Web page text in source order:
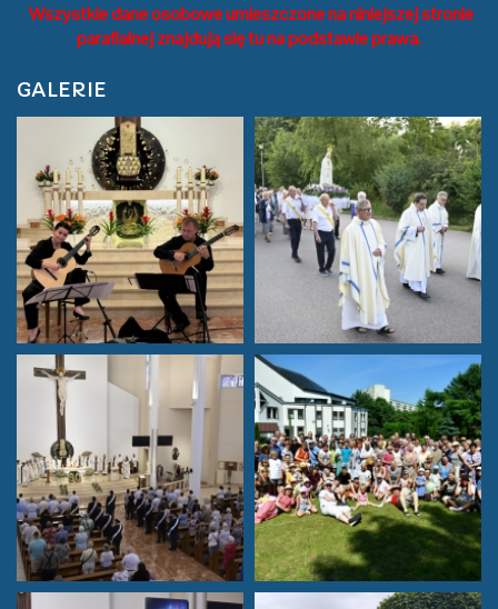
Wszystkie dane osobowe umieszczone na niniejszej stronie
parafialnej znajdują się tu na podstawie prawa.
GALERIE